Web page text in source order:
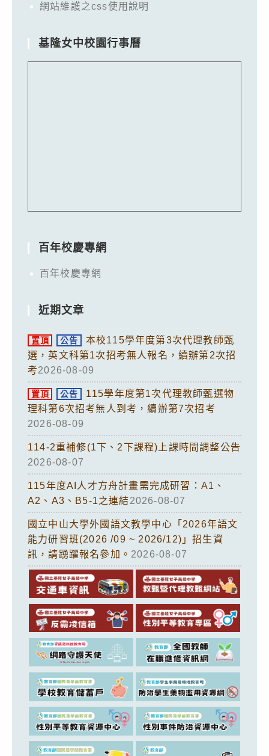
網站維護之css使用說明
基隆女中校園行事曆
百年校慶專網
百年校慶專網
近期文章
置頂 公告
本校115學年度第3次代理教師甄
選，英文科第1次招考無人報名，續辦第2次招
考2026-08-09
置頂 公告
115學年度第1次代理教師甄選物
理科第6次招考無人到考，續辦第7次招考
2026-08-09
114-2重補修(1下、2下課程)上課時間調整公告
2026-08-07
115年度AI人才方舟計畫需完成研習：A1、
A2、A3、B5-1之連結2026-08-07
國立中山大學外國語文教學中心「2026年語文
能力研習班(2026 /09 ~ 2026/12)」招生資
訊，請踴躍報名參加。 2026-08-07